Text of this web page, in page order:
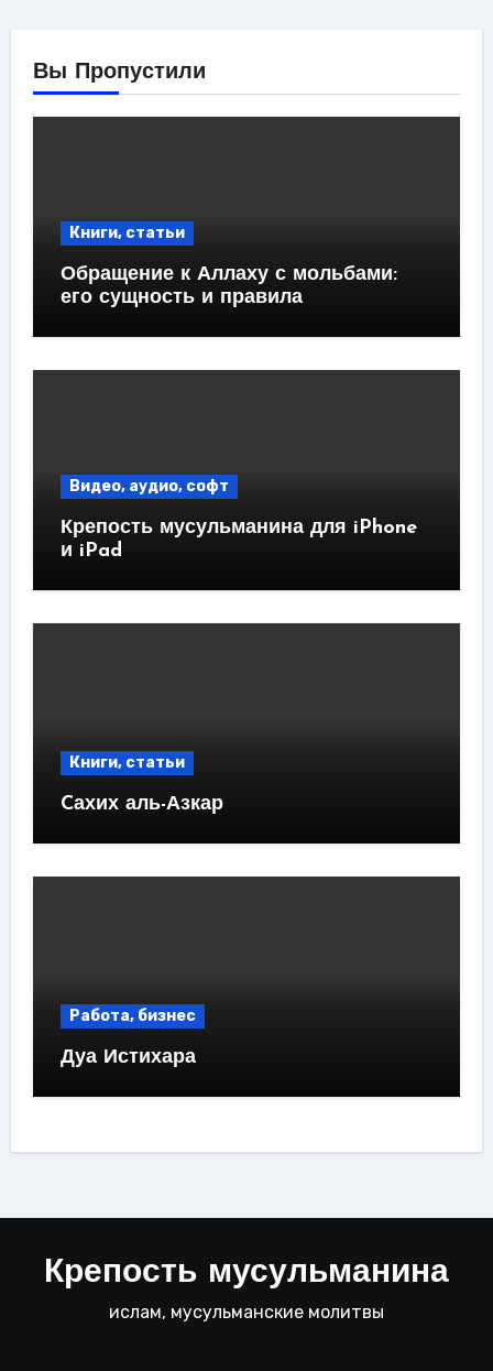
Вы Пропустили
Книги, статьи
Обращение к Аллаху с мольбами:
его сущность и правила
Видео, аудио, софт
Крепость мусульманина для iPhone
и iPad
Книги, статьи
Cахих аль-Азкар
Работа, бизнес
Дуа Истихара
Крепость мусульманина
ислам, мусульманские молитвы